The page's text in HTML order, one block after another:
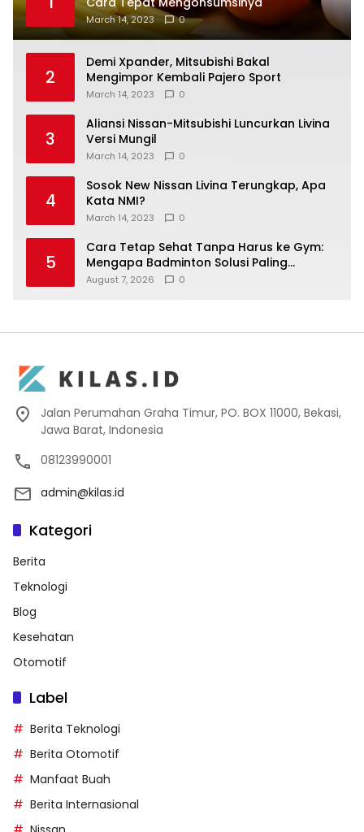
March 14, 2023 0
2
Demi Xpander, Mitsubishi Bakal
Mengimpor Kembali Pajero Sport
March 14, 2023 0
3
Aliansi Nissan-Mitsubishi Luncurkan Livina
Versi Mungil
March 14, 2023 0
4
Sosok New Nissan Livina Terungkap, Apa
Kata NMI?
March 14, 2023 0
5
Cara Tetap Sehat Tanpa Harus ke Gym:
Mengapa Badminton Solusi Paling
Menyenangkan
August 7, 2026 0
Jalan Perumahan Graha Timur, PO. BOX 11000, Bekasi,
Jawa Barat, Indonesia
08123990001
admin@kilas.id
Kategori
Berita
Teknologi
Blog
Kesehatan
Otomotif
Label
Berita Teknologi
Berita Otomotif
Manfaat Buah
Berita Internasional